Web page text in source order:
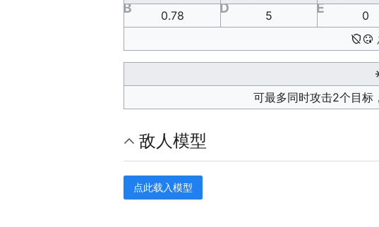
0.78
B 5
D 0
E
可最多同时攻击2个目标
敌人模型
点此载入模型